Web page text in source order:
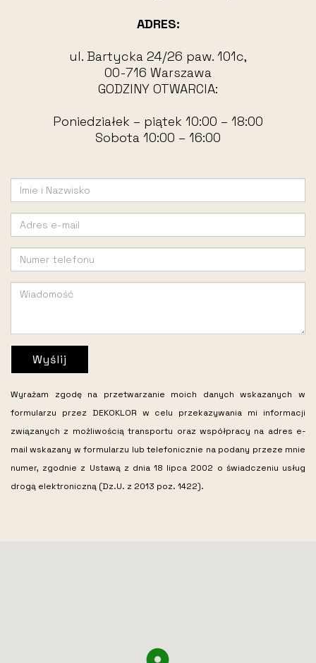
ADRES:
ul. Bartycka 24/26 paw. 101c,
00-716 Warszawa
GODZINY OTWARCIA:
Poniedziałek – piątek 10:00 – 18:00
Sobota 10:00 – 16:00
Wyślij
Wyrażam zgodę na przetwarzanie moich danych wskazanych w
formularzu przez DEKOKLOR w celu przekazywania mi informacji
związanych z możliwością transportu oraz współpracy na adres e-
mail wskazany w formularzu lub telefonicznie na podany przeze mnie
numer, zgodnie z Ustawą z dnia 18 lipca 2002 o świadczeniu usług
drogą elektroniczną (Dz.U. z 2013 poz. 1422).